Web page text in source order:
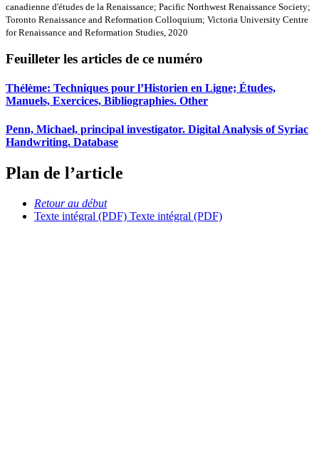
canadienne d'études de la Renaissance; Pacific Northwest Renaissance Society;
Toronto Renaissance and Reformation Colloquium; Victoria University Centre
for Renaissance and Reformation Studies, 2020
Feuilleter les articles de ce numéro
Thélème: Techniques pour l’Historien en Ligne; Études,
Manuels, Exercices, Bibliographies. Other
Penn, Michael, principal investigator. Digital Analysis of Syriac
Handwriting. Database
Plan de l’article
Retour au début
Texte intégral (PDF) Texte intégral (PDF)